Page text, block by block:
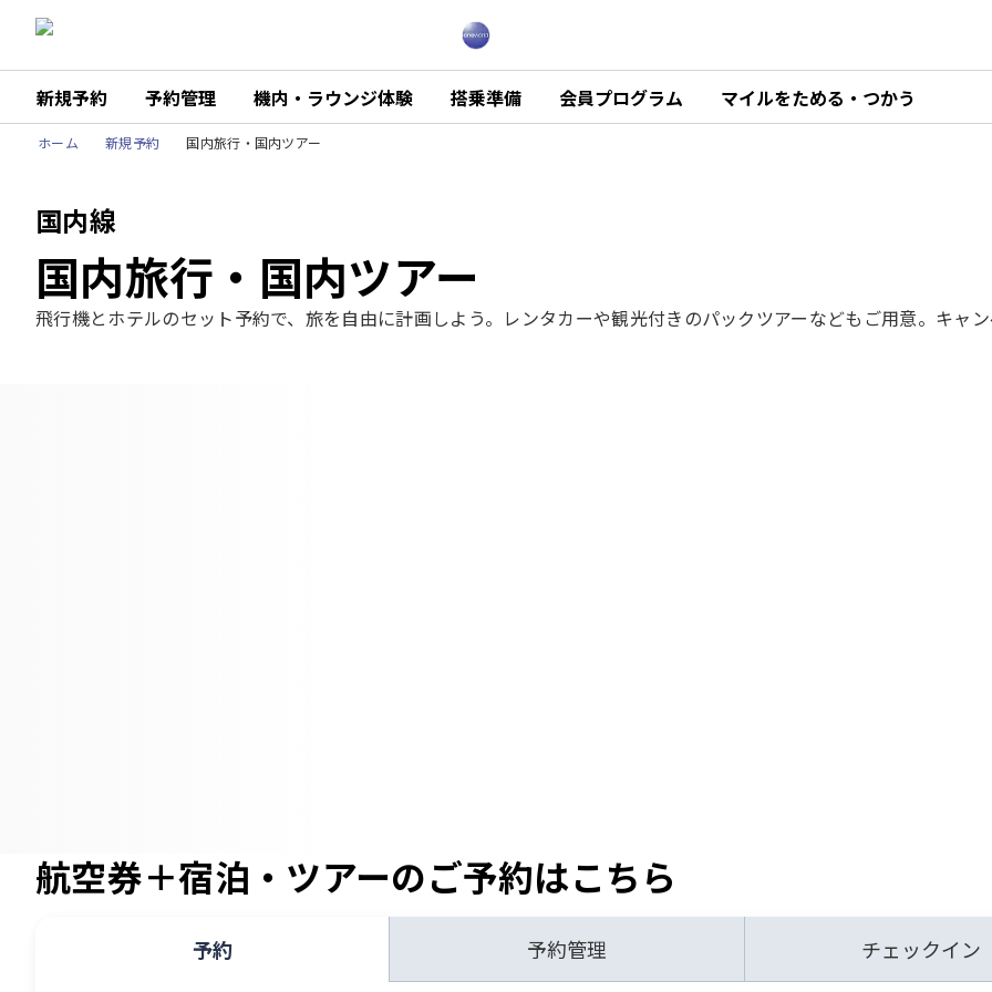
新規予約 予約管理 機内・ラウンジ体験 搭乗準備 会員プログラム マイルをためる・つかう
ホーム 新規予約 国内旅行・国内ツアー
国内線
国内旅行・国内ツアー
飛行機とホテルのセット予約で、旅を自由に計画しよう。レンタカーや観光付きのパックツアーなどもご用意。キャ
航空券＋宿泊・ツアーのご予約はこちら
予約 予約管理 チェックイン